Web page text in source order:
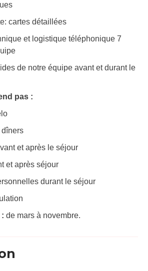
cartes détaillées
et logistique téléphonique 7
de notre équipe avant et durant le
pas :
dîners
et après le séjour
et après séjour
durant le séjour
de mars à novembre.